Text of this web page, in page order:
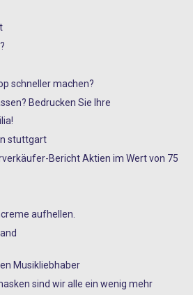
schneller machen?
Bedrucken Sie Ihre
stuttgart
Bericht Aktien im Wert von 75
aufhellen.
Musikliebhaber
sind wir alle ein wenig mehr